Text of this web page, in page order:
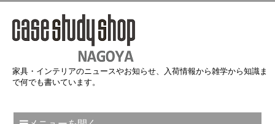
家具・インテリアのニュースやお知らせ、入荷情報から雑学から知識ま
で何でも書いています。